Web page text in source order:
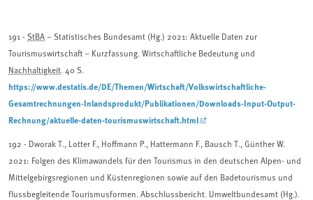
191 - StBA– Statistisches Bundesamt (Hg.) 2021: Aktuelle Daten zur
Tourismuswirtschaft – Kurzfassung. Wirtschaftliche Bedeutung und
Nachhaltigkeit . 40 S.
https://www.destatis.de/DE/Themen/Wirtschaft/Volkswirtschaftliche-
Gesamtrechnungen-Inlandsprodukt/Publikationen/Downloads-Input-Output-
Rechnung/aktuelle-daten-tourismuswirtschaft.html
192 - Dworak T., Lotter F., Hoffmann P., Hattermann F., Bausch T., Günther W.
2021: Folgen des Klimawandels für den Tourismus in den deutschen Alpen- und
Mittelgebirgsregionen und Küstenregionen sowie auf den Badetourismus und
flussbegleitende Tourismusformen. Abschlussbericht. Umweltbundesamt (Hg.).